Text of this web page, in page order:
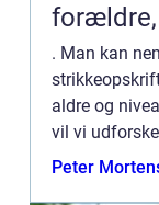
andre
unikke
til de
. Man kan
aldre og
vil vi
Peter